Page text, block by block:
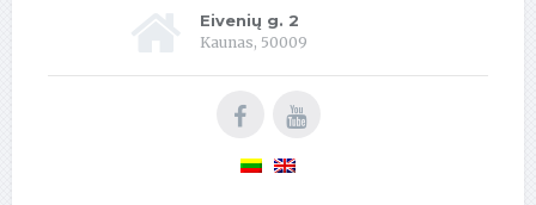
Eivenių g. 2
Kaunas, 50009